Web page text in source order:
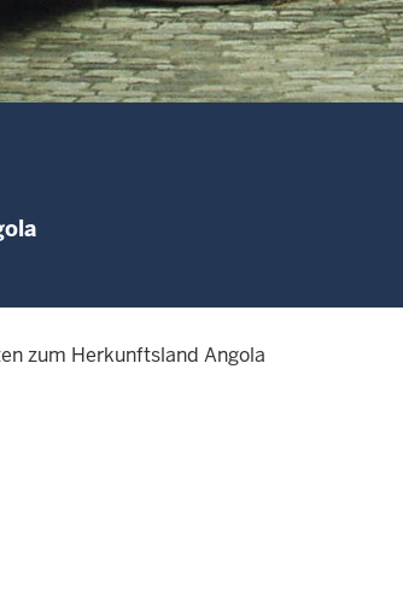
zum Herkunftsland Angola